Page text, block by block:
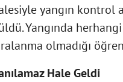
yangın kontrol
Yangında
olmadığı
Hale Geldi